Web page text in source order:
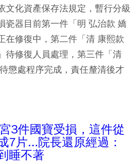
文化資產保存法規定，暫行分級
瓷器目前第一件「明 弘治款 嬌
在修復中，第二件「清 康熙款
待修復人員處理，第三件「清
懲處程序完成，責任釐清後才
3件國寶受損，這件從
7片...院長還原經過：
睡不著